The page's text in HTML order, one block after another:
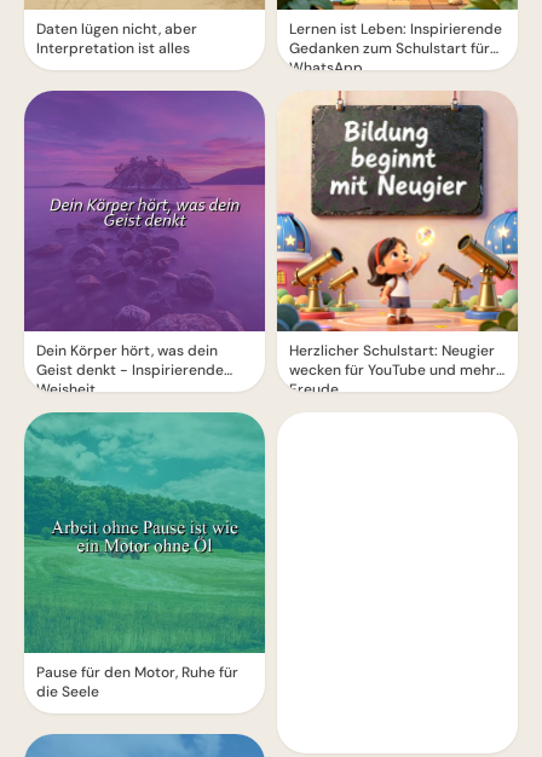
Daten lügen nicht, aber
Interpretation ist alles
Dein Körper hört, was dein
Geist denkt - Inspirierende
Weisheit
Pause für den Motor, Ruhe für
die Seele
Lernen ist Leben: Inspirierende
Gedanken zum Schulstart für
WhatsApp.
Herzlicher Schulstart: Neugier
wecken für YouTube und mehr
Freude